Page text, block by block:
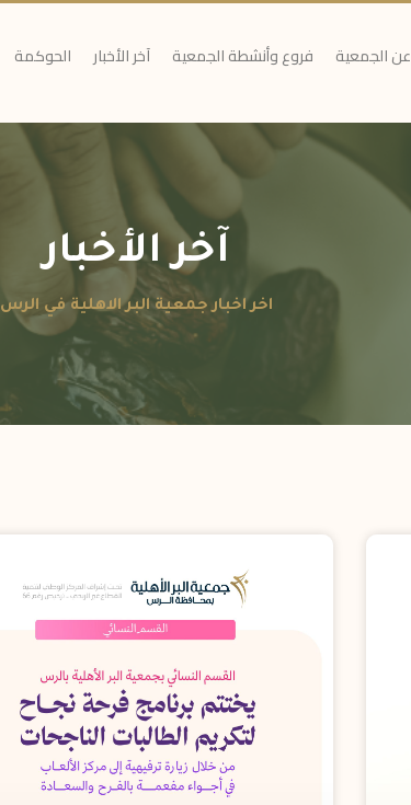
عن الجمعية فروع وأنشطة الجمعية آخر الأخبار الحوكمة
آخر الأخبار
اخر اخبار جمعية البر الاهلية في الرس